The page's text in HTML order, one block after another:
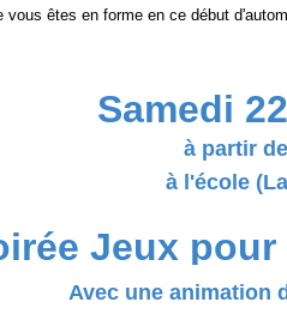
vous êtes en forme en ce début
Samedi
à partir
à l'école
Jeux
Avec une animation